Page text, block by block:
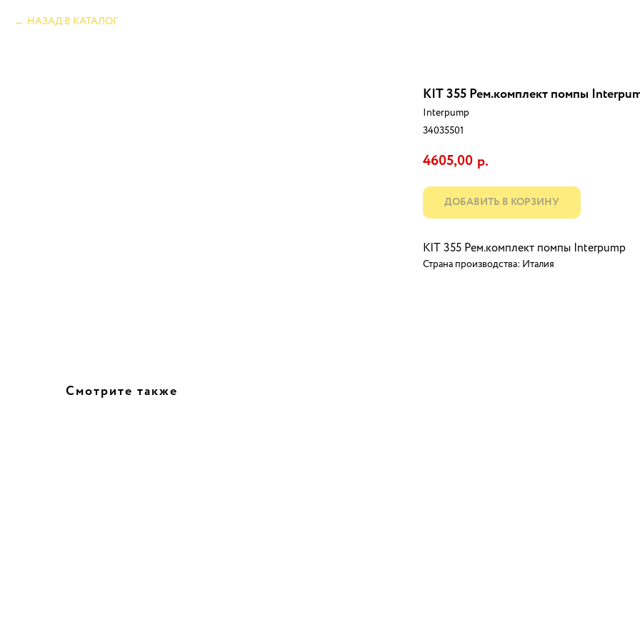
НАЗАД В КАТАЛОГ
KIT 355 Рем.комплект помпы
Interpump
34035501
4605,00 р.
ДОБАВИТЬ В КОРЗИНУ
KIT 355 Рем.комплект помпы Interpump
Страна производства: Италия
Смотрите также